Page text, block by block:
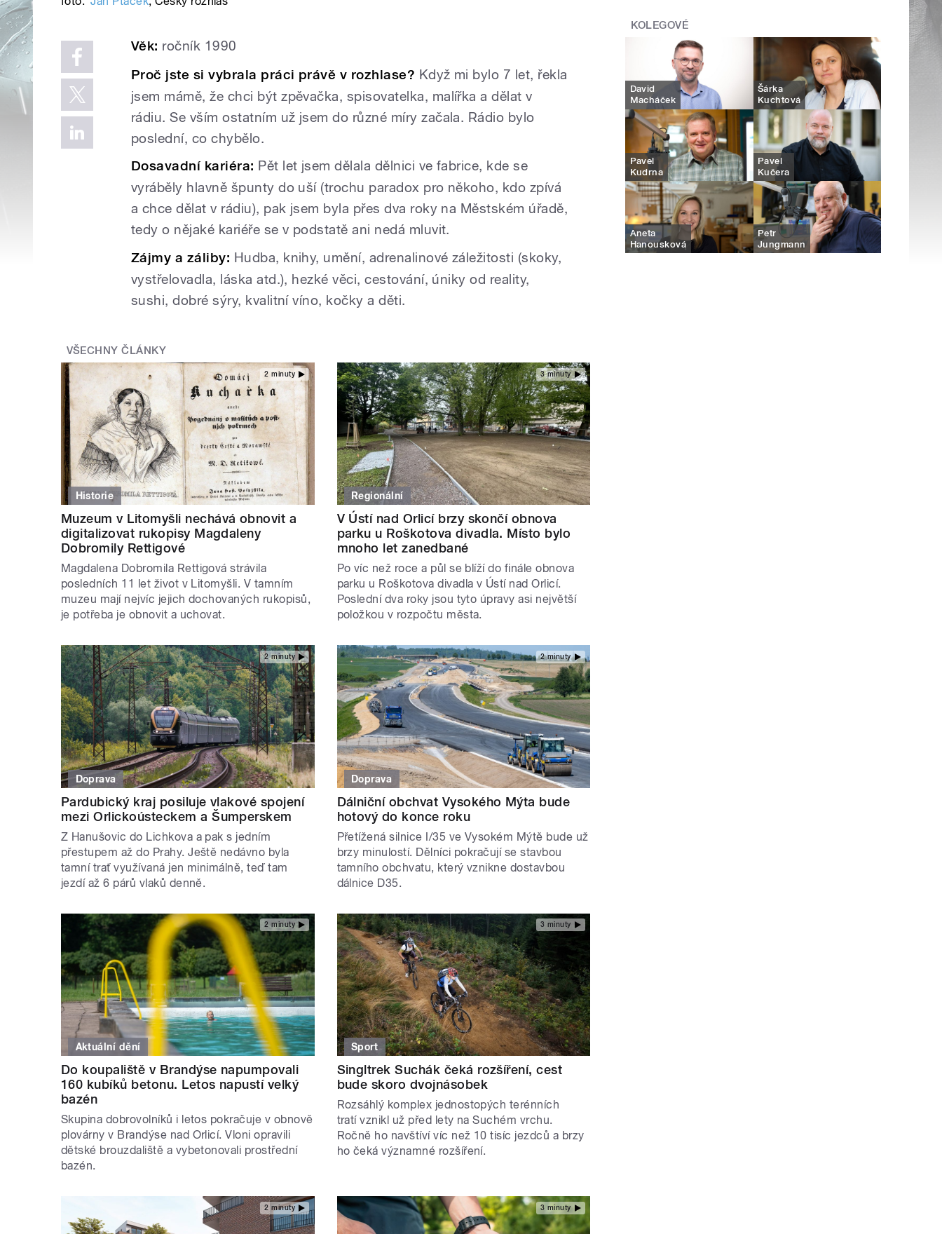
Věk: ročník 1990
Proč jste si vybrala práci právě v rozhlase? Když mi bylo 7 let, řekla
jsem mámě, že chci být zpěvačka, spisovatelka, malířka a dělat v
rádiu. Se vším ostatním už jsem do různé míry začala. Rádio bylo
poslední, co chybělo.
Dosavadní kariéra: Pět let jsem dělala dělnici ve fabrice, kde se
vyráběly hlavně špunty do uší (trochu paradox pro někoho, kdo zpívá
a chce dělat v rádiu), pak jsem byla přes dva roky na Městském úřadě,
tedy o nějaké kariéře se v podstatě ani nedá mluvit.
Zájmy a záliby: Hudba, knihy, umění, adrenalinové záležitosti (skoky,
vystřelovadla, láska atd.), hezké věci, cestování, úniky od reality,
sushi, dobré sýry, kvalitní víno, kočky a děti.
VŠECHNY ČLÁNKY
2 minuty
Historie
Muzeum v Litomyšli nechává obnovit a
digitalizovat rukopisy Magdaleny
Dobromily Rettigové
Magdalena Dobromila Rettigová strávila
posledních 11 let život v Litomyšli. V tamním
muzeu mají nejvíc jejich dochovaných rukopisů,
je potřeba je obnovit a uchovat.
3 minuty
Regionální
V Ústí nad Orlicí brzy skončí obnova
parku u Roškotova divadla. Místo bylo
mnoho let zanedbané
Po víc než roce a půl se blíží do finále obnova
parku u Roškotova divadla v Ústí nad Orlicí.
Poslední dva roky jsou tyto úpravy asi největší
položkou v rozpočtu města.
2 minuty
Doprava
Pardubický kraj posiluje vlakové spojení
mezi Orlickoústeckem a Šumperskem
Z Hanušovic do Lichkova a pak s jedním
přestupem až do Prahy. Ještě nedávno byla
tamní trať využívaná jen minimálně, teď tam
jezdí až 6 párů vlaků denně.
2 minuty
Doprava
Dálniční obchvat Vysokého Mýta bude
hotový do konce roku
Přetížená silnice I/35 ve Vysokém Mýtě bude už
brzy minulostí. Dělníci pokračují se stavbou
tamního obchvatu, který vznikne dostavbou
dálnice D35.
2 minuty
Aktuální dění
Do koupaliště v Brandýse napumpovali
160 kubíků betonu. Letos napustí velký
bazén
Skupina dobrovolníků i letos pokračuje v obnově
plovárny v Brandýse nad Orlicí. Vloni opravili
dětské brouzdaliště a vybetonovali prostřední
bazén.
3 minuty
Sport
Singltrek Suchák čeká rozšíření, cest
bude skoro dvojnásobek
Rozsáhlý komplex jednostopých terénních
tratí vznikl už před lety na Suchém vrchu.
Ročně ho navštíví víc než 10 tisíc jezdců a brzy
ho čeká významné rozšíření.
2 minuty 3 minuty
KOLEGOVÉ
David
Macháček
Šárka
Kuchtová
Pavel
Kudrna
Pavel
Kučera
Aneta
Hanousková
Petr
Jungmann